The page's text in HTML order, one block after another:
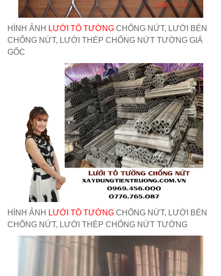
HÌNH ẢNH LƯỚI TÔ TƯỜNG CHỐNG NỨT, LƯỚI BÉN
CHỐNG NỨT, LƯỚI THÉP CHỐNG NỨT TƯỜNG GIÁ
GỐC
HÌNH ẢNH LƯỚI TÔ TƯỜNG CHỐNG NỨT, LƯỚI BÉN
CHỐNG NỨT, LƯỚI THÉP CHỐNG NỨT TƯỜNG